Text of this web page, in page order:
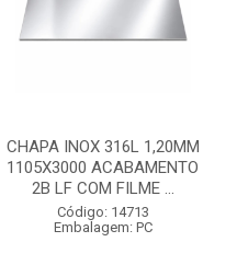
CHAPA INOX 316L 1,20MM
1105X3000 ACABAMENTO
2B LF COM FILME ...
Código: 14713
Embalagem: PC